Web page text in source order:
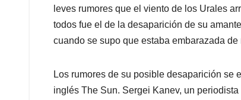
p
p
o
k
I
n
s
leves rumores que el viento de los Urales
todos fue el de la desaparición de su
cuando se supo que estaba embarazada
Los rumores de su posible desaparición se
inglés The Sun. Sergei Kanev, un